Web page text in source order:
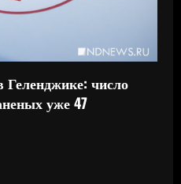
число
уже 47